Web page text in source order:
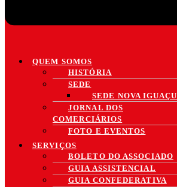
QUEM SOMOS
HISTÓRIA
SEDE
SEDE NOVA IGUAÇU
JORNAL DOS
COMERCIÁRIOS
FOTO E EVENTOS
SERVIÇOS
BOLETO DO ASSOCIADO
GUIA ASSISTENCIAL
GUIA CONFEDERATIVA